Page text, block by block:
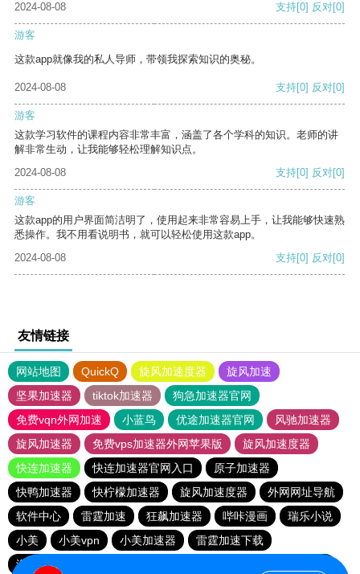
2024-08-08 支持[0] 反对[0]
游客
这款app就像我的私人导师，带领我探索知识的奥秘。
2024-08-08 支持[0] 反对[0]
游客
这款学习软件的课程内容非常丰富，涵盖了各个学科的知识。老师的讲
解非常生动，让我能够轻松理解知识点。
2024-08-08
支持[0] 反对[0]
游客
这款app的用户界面简洁明了，使用起来非常容易上手，让我能够快速熟
悉操作。我不用看说明书，就可以轻松使用这款app。
2024-08-08
支持[0] 反对[0]
友情链接
网站地图 QuickQ 旋风加速度器
旋风加速
坚果加速器
tiktok加速器
狗急加速器官网
免费vqn外网加速
小蓝鸟 优途加速器官网
风驰加速器
旋风加速器
免费vps加速器外网苹果版
旋风加速度器
快连加速器
快连加速器官网入口
原子加速器
快鸭加速器
快柠檬加速器 旋风加速度器
外网网址导航
软件中心
雷霆加速 狂飙加速器 哔咔漫画
瑞乐小说
小美
小美vpn 小美加速器
雷霆加速下载
海鸥加速器下载